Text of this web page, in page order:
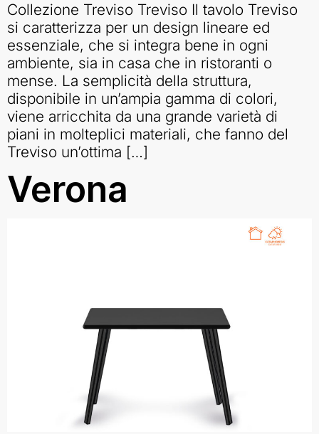
Collezione Treviso Treviso Il tavolo Treviso
si caratterizza per un design lineare ed
essenziale, che si integra bene in ogni
ambiente, sia in casa che in ristoranti o
mense. La semplicità della struttura,
disponibile in un’ampia gamma di colori,
viene arricchita da una grande varietà di
piani in molteplici materiali, che fanno del
Treviso un’ottima […]
Verona